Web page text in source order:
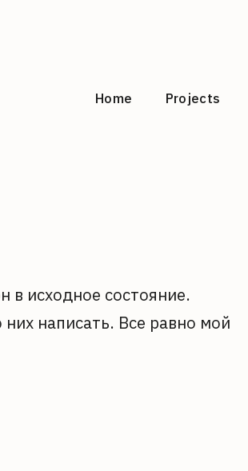
Home Projects
в исходное состояние.
написать. Все равно мой